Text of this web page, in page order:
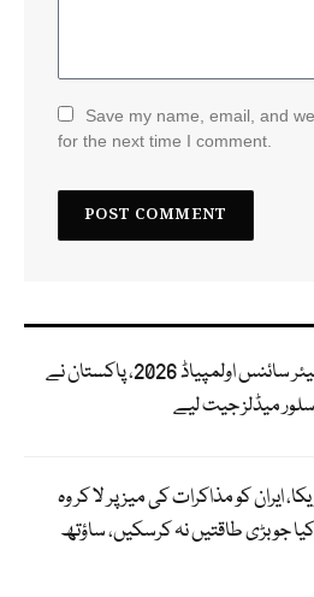
Save my name, email, and
for the next time I comment.
انٹرنیشنل نیوکلیئر سائنس اولمپیاڈ 2026، پاکستان نے
سلور میڈلز جیت لیے
ایران کو مذاکرات کی میز پر لا کر وہ
جو بڑی طاقتیں نہ کرسکیں، ساؤتھ